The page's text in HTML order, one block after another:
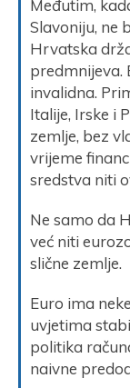
Međutim,
Slavoniju, ne
Hrvatska
predmnijeva.
invalidna.
Italije, Irske i
zemlje, bez
vrijeme
sredstva niti
Ne samo da
već niti
slične zemlje.
Euro ima
uvjetima
politika
naivne